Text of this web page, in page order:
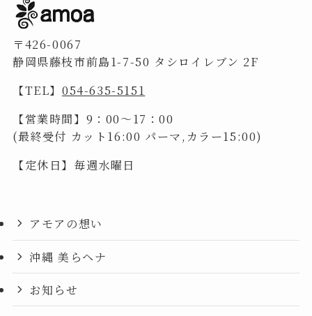
〒426-0067
静岡県藤枝市前島1-7-50 タシロイレブン 2F
【TEL】 054-635-5151
【営業時間】9：00～17：00
(最終受付 カット16:00 パーマ,カラー15:00)
【定休日】毎週水曜日
アモアの想い
沖縄 美らヘナ
お知らせ